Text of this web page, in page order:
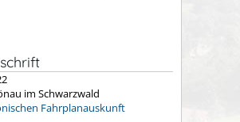
im Schwarzwald
Fahrplanauskunft